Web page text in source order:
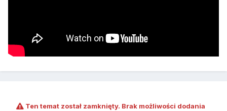
Ten temat został zamknięty. Brak możliwości dodania